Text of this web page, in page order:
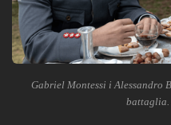
Gabriel Montessi i Alessandro
battaglia.